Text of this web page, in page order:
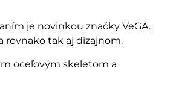
je novinkou značky VeGA.
rovnako tak aj dizajnom.
oceľovým skeletom a